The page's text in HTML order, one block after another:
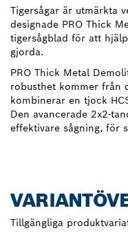
Tigersågar är utmärkta
designade PRO Thick
tigersågblad för att
gjorda.
PRO Thick Metal
robusthet kommer från
kombinerar en tjock
Den avancerade 2x2-
effektivare sågning, för
Tillgängliga